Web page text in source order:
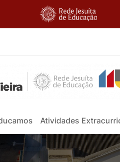
Atividades